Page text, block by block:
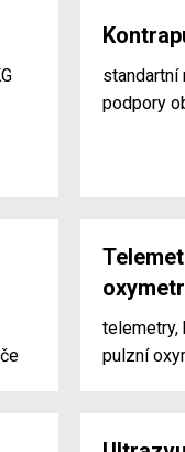
standartní
podpory
telemetry,
pulzní